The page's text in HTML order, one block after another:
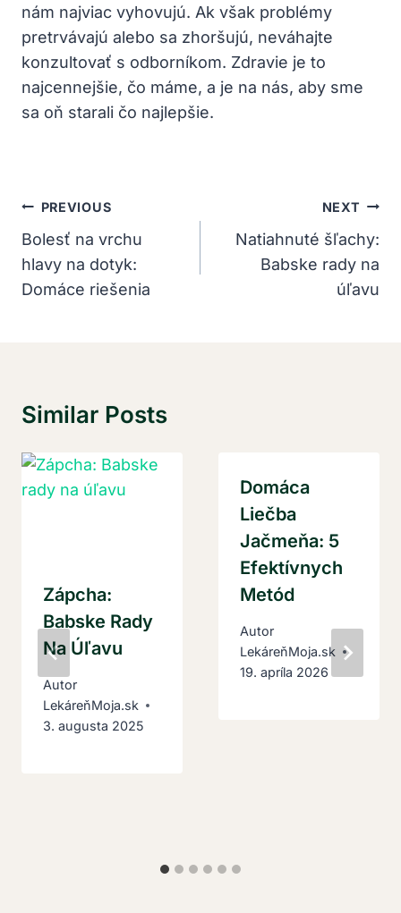
nám najviac vyhovujú. Ak však problémy
pretrvávajú alebo sa zhoršujú, neváhajte
konzultovať s odborníkom. Zdravie je to
najcennejšie, čo máme, a je na nás, aby sme
sa oň starali čo najlepšie.
Navigácia
V
Článku
PREVIOUS
Bolesť na vrchu
hlavy na dotyk:
Domáce riešenia
NEXT
Natiahnuté šľachy:
Babske rady na
úľavu
Similar Posts
Zápcha:
Babske Rady
Na Úľavu
Autor
LekáreňMoja.sk
3. augusta 2025
Domáca
Liečba
Jačmeňa: 5
Efektívnych
Metód
Autor
LekáreňMoja.sk
19. apríla 2026